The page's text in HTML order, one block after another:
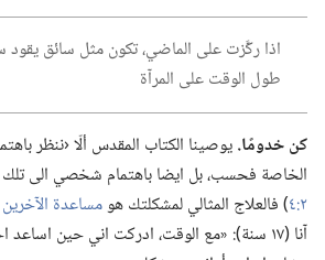
اذا ركَّزت على الماضي،‏ تكون مثل سائق يقود
طول الوقت على المرآة
كن خدومًا.‏يوصينا الكتاب المقدس ألّا ‹ننظر
الخاصة فحسب،‏ بل ايضا باهتمام شخصي الى تلك
٢:‏٤ ‏)‏ فالعلاج المثالي لمشكلتك هومساعدة الآخرين
آنا (‏١٧ سنة)‏:‏ «مع الوقت،‏ ادركت اني حين